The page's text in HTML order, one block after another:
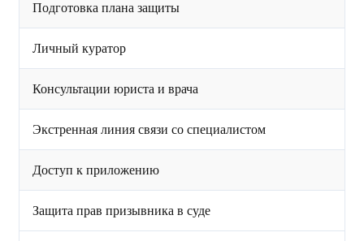
Подготовка плана защиты
Личный куратор
Консультации юриста и врача
Экстренная линия связи со специалистом
Доступ к приложению
Защита прав призывника в суде